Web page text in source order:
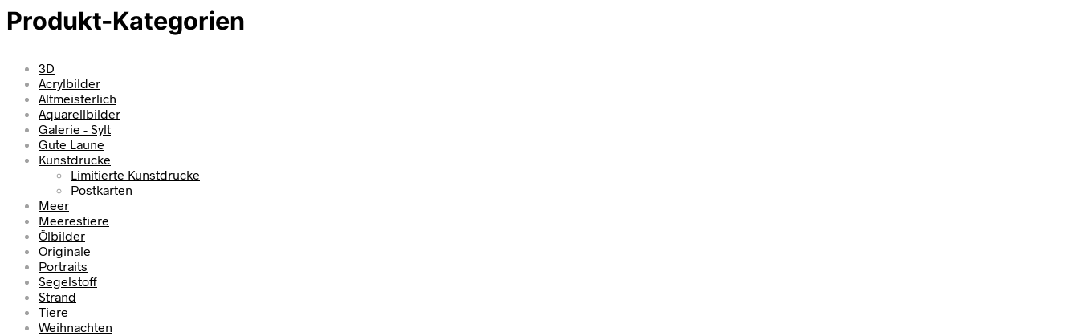
Produkt-Kategorien
3D
Acrylbilder
Altmeisterlich
Aquarellbilder
Galerie - Sylt
Gute Laune
Kunstdrucke
Limitierte Kunstdrucke
Postkarten
Meer
Meerestiere
Ölbilder
Originale
Portraits
Segelstoff
Strand
Tiere
Weihnachten